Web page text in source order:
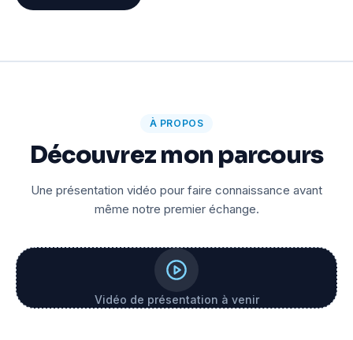
À PROPOS
Découvrez mon parcours
Une présentation vidéo pour faire connaissance avant
même notre premier échange.
Vidéo de présentation à venir